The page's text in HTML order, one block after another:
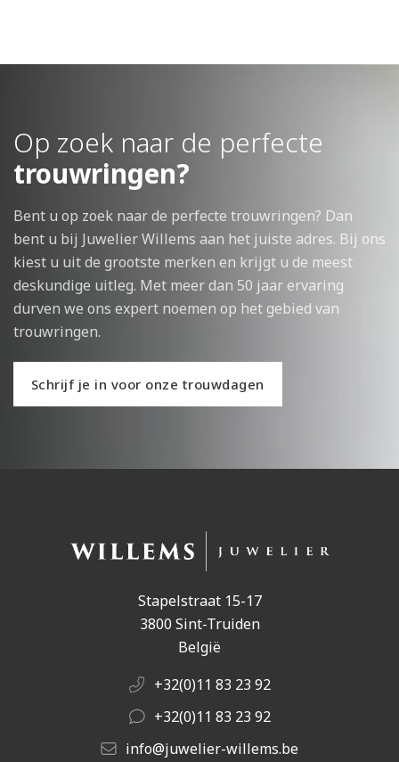
Op zoek naar de perfecte
trouwringen?
Bent u op zoek naar de perfecte trouwringen? Dan
bent u bij Juwelier Willems aan het juiste adres. Bij ons
kiest u uit de grootste merken en krijgt u de meest
deskundige uitleg. Met meer dan 50 jaar ervaring
durven we ons expert noemen op het gebied van
trouwringen.
Schrijf je in voor onze trouwdagen
Stapelstraat 15-17
3800 Sint-Truiden
België
+32(0)11 83 23 92
+32(0)11 83 23 92
info@juwelier-willems.be